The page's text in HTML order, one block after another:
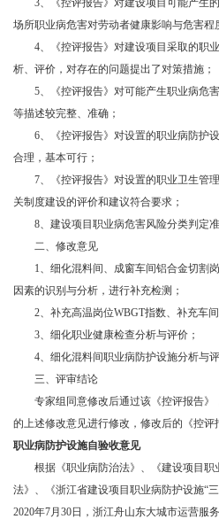
3、《控评报告》对建设项目可能产生
场所职业病危害对劳动者健康影响与危害程
4、《控评报告》对建设项目采取的职
析、评价，对存在的问题提出了对策措施；
5、《控评报告》对可能产生职业病危
等描述较完整、准确；
6、《控评报告》对设置的职业病防护
合理，基本可行；
7、《控评报告》对设置的职业卫生管
关制度建设的评价和建议符合要求；
8、建设项目职业病危害风险分类判定
二、修改意见
1、细化混料间、成窗车间铝合金切割
因素的识别与分析，进行补充检测；
2、补充高温岗位WBGT指数、补充车
3、细化职业健康检查分析与评价；
4、细化混料间职业病防护设施分析与评
三、评审结论
专家组同意修改后通过该《控评报告
的上述修改意见进行修改，修改后的《控评
职业病防护设施自验收意见
根据《职业病防治法》、《建设项目职
法》、《浙江省建设项目职业病防护设施“
2020年7月30日，浙江舟山东大城市运营服